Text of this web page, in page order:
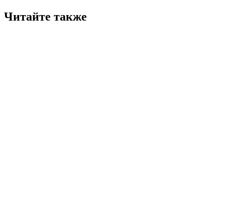
Читайте также